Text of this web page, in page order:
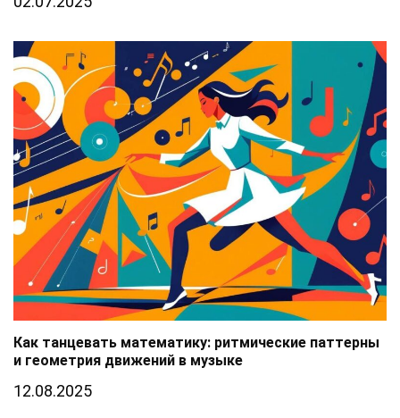
Как танцевать математику: ритмические паттерны
и геометрия движений в музыке
12.08.2025